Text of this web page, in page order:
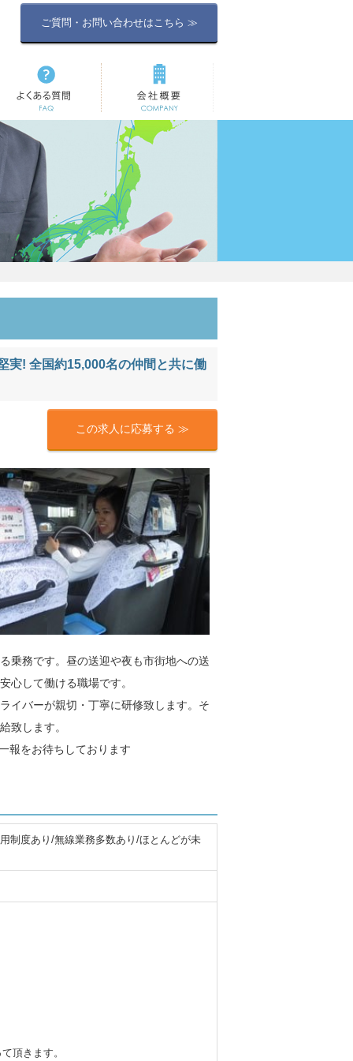
ご質問・お問い合わせはこちら ≫
よくある質問 会社概要
実! 全国約15,000名の仲間と共に働
この求人に応募する ≫
乗務です。昼の送迎や夜も市街地への送
心して働ける職場です。
バーが親切・丁寧に研修致します。そ
致します。
報をお待ちしております
制度あり/無線業務多数あり/ほとんどが未
頂きます。